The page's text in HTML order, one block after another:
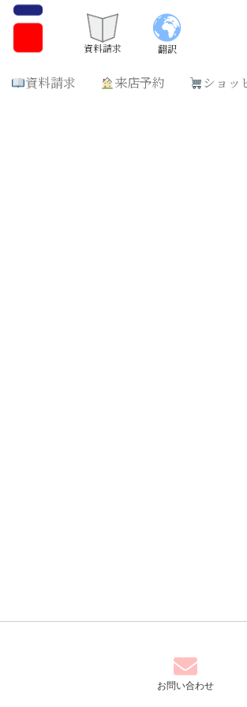
来店予約
資料請求 翻訳
資料請求 来店予約 ショッ
お問い合わせ